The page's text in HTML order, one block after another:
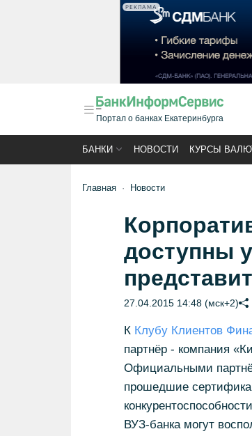
РЕКЛАМА
Портал о банках Екатеринбурга
БАНКИ НОВОСТИ КУРСЫ
Главная Новости
доступны
27.04.2015 14:48 (мск+2)
К Клубу Клиентов
партнёр - компания
Официальными
прошедшие
ВУЗ-банка могут